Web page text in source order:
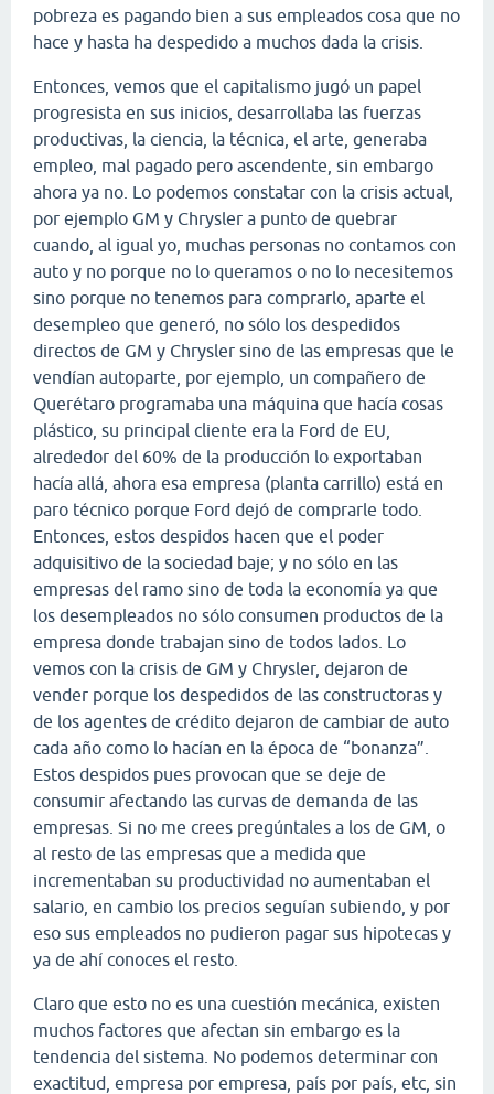
pobreza es pagando bien a sus empleados cosa que no
hace y hasta ha despedido a muchos dada la crisis.
Entonces, vemos que el capitalismo jugó un papel
progresista en sus inicios, desarrollaba las fuerzas
productivas, la ciencia, la técnica, el arte, generaba
empleo, mal pagado pero ascendente, sin embargo
ahora ya no. Lo podemos constatar con la crisis actual,
por ejemplo GM y Chrysler a punto de quebrar
cuando, al igual yo, muchas personas no contamos con
auto y no porque no lo queramos o no lo necesitemos
sino porque no tenemos para comprarlo, aparte el
desempleo que generó, no sólo los despedidos
directos de GM y Chrysler sino de las empresas que le
vendían autoparte, por ejemplo, un compañero de
Querétaro programaba una máquina que hacía cosas
plástico, su principal cliente era la Ford de EU,
alrededor del 60% de la producción lo exportaban
hacía allá, ahora esa empresa (planta carrillo) está en
paro técnico porque Ford dejó de comprarle todo.
Entonces, estos despidos hacen que el poder
adquisitivo de la sociedad baje; y no sólo en las
empresas del ramo sino de toda la economía ya que
los desempleados no sólo consumen productos de la
empresa donde trabajan sino de todos lados. Lo
vemos con la crisis de GM y Chrysler, dejaron de
vender porque los despedidos de las constructoras y
de los agentes de crédito dejaron de cambiar de auto
cada año como lo hacían en la época de “bonanza”.
Estos despidos pues provocan que se deje de
consumir afectando las curvas de demanda de las
empresas. Si no me crees pregúntales a los de GM, o
al resto de las empresas que a medida que
incrementaban su productividad no aumentaban el
salario, en cambio los precios seguían subiendo, y por
eso sus empleados no pudieron pagar sus hipotecas y
ya de ahí conoces el resto.
Claro que esto no es una cuestión mecánica, existen
muchos factores que afectan sin embargo es la
tendencia del sistema. No podemos determinar con
exactitud, empresa por empresa, país por país, etc, sin